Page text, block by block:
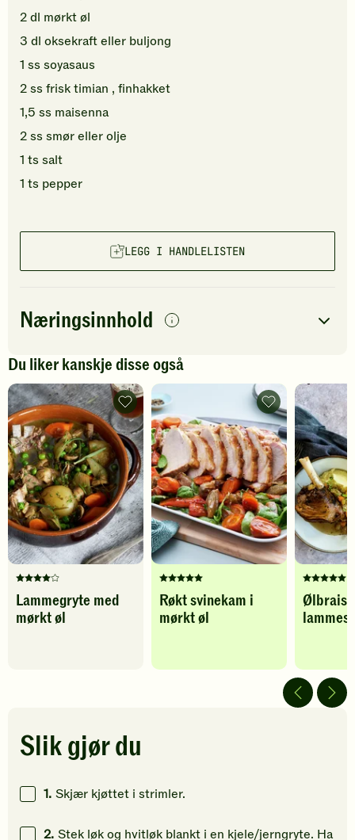
2dl mørkt øl
3 dl oksekrafteller buljong
1 ss soyasaus
2ss frisk timian , finhakket
1,5 ss maisenna
2ss smøreller olje
1 ts salt
1 ts pepper
LEGG I HANDLELISTEN
Næringsinnhold
per porsjon
Navn på
næringsstoffetantall
Energi 340kcal
Fett
11g
Protein
38g
Karbohydrater
16g
Du liker kanskje disse også
Denne
oppskriften
har
for
å
din
vurdering.
Lammegryte med
mørkt øl
Lammegryte
med
mørkt
øl
-
legg
til
favoritter
Denne
oppskriften
har
av
vurdering.
Røkt svinekam i
mørkt øl
Røkt
svinekam
i
mørkt
øl
-
legg
til
favoritter
Denne
har
av
5
stjerner.
Slik gjør du
1. Skjær kjøttet i strimler.
2. Stek løk og hvitløk blankt i en kjele/jerngryte. Ha